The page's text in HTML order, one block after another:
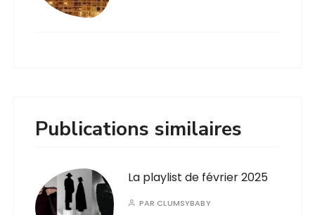
Publications similaires
La playlist de février 2025
PAR CLUMSYBABY